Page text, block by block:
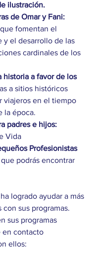
ilustración.
de Omar y Fani:
fomentan el
y el desarrollo de las
cardinales de los
historia a favor de los
a sitios históricos
viajeros en el tiempo
la época.
padres e hijos:
Vida
Profesionistas
podrás encontrar
logrado ayudar a más
con sus programas.
sus programas
en contacto
ellos: